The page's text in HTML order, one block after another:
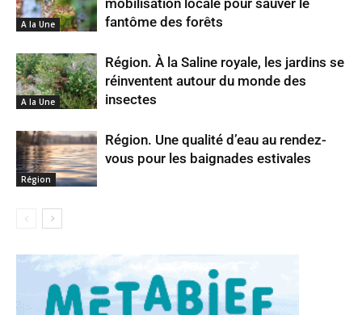
A la Une
mobilisation locale pour sauver le
fantôme des forêts
A la Une
Région. À la Saline royale, les jardins se
réinventent autour du monde des
insectes
Région
Région. Une qualité d’eau au rendez-
vous pour les baignades estivales